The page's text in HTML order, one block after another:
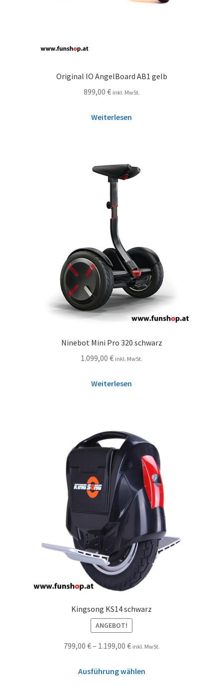
Original IO AngelBoard AB1 gelb
899,00 € inkl. MwSt.
Weiterlesen
Ninebot Mini Pro 320 schwarz
1.099,00 € inkl. MwSt.
Weiterlesen
Kingsong KS14 schwarz
ANGEBOT!
799,00 €– 1.199,00 € inkl. MwSt.
Ausführung wählen